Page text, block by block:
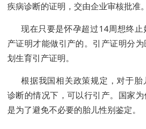
疾病诊断的证明，交由企业审核批准。
现在只要是怀孕超过14周想终止
产证明才能做引产的。引产证明分
划生育引产证明。
根据我国相关政策规定，对于
诊断的情况下，可以行引产。国家为
是为了避免不必要的胎儿性别鉴定。